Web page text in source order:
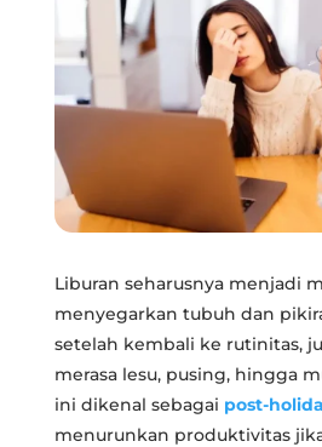
Liburan seharusnya menjadi
menyegarkan tubuh dan
setelah kembali ke rutinitas,
merasa lesu, pusing, hingga
ini dikenal sebagai post-
menurunkan produktivitas